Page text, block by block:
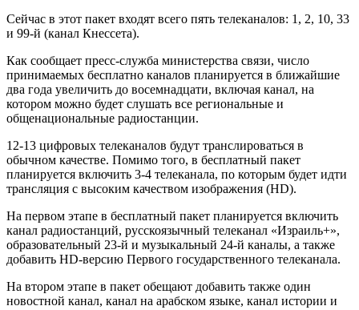
Сейчас в этот пакет входят всего пять телеканалов: 1, 2, 10, 33
и 99-й (канал Кнессета).
Как сообщает пресс-служба министерства связи, число
принимаемых бесплатно каналов планируется в ближайшие
два года увеличить до восемнадцати, включая канал, на
котором можно будет слушать все региональные и
общенациональные радиостанции.
12-13 цифровых телеканалов будут транслироваться в
обычном качестве. Помимо того, в бесплатный пакет
планируется включить 3-4 телеканала, по которым будет идти
трансляция с высоким качеством изображения (HD).
На первом этапе в бесплатный пакет планируется включить
канал радиостанций, русскоязычный телеканал «Израиль+»,
образовательный 23-й и музыкальный 24-й каналы, а также
добавить HD-версию Первого государственного телеканала.
На втором этапе в пакет обещают добавить также один
новостной канал, канал на арабском языке, канал истории и